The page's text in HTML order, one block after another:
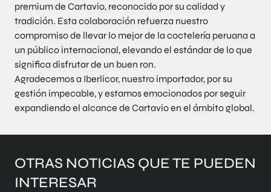
premium de Cartavio, reconocido por su calidad y
tradición. Esta colaboración refuerza nuestro
compromiso de llevar lo mejor de la coctelería peruana a
un público internacional, elevando el estándar de lo que
significa disfrutar de un buen ron.
Agradecemos a Iberlicor, nuestro importador, por su
gestión impecable, y estamos emocionados por seguir
expandiendo el alcance de Cartavio en el ámbito global.
OTRAS NOTICIAS QUE TE PUEDEN
INTERESAR